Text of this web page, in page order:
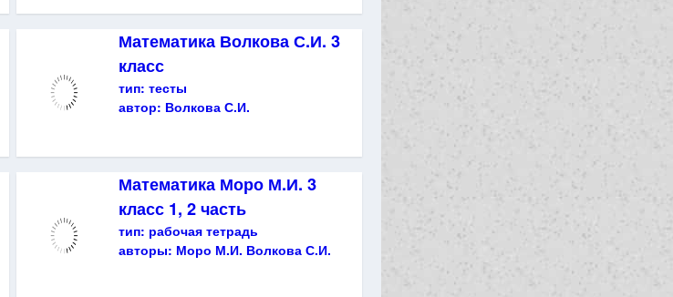
Математика Волкова С.И. 3
класс
тип:тесты
автор: Волкова С.И.
Математика Моро М.И. 3
класс 1, 2 часть
тип: рабочая тетрадь
авторы: Моро М.И. Волкова С.И.